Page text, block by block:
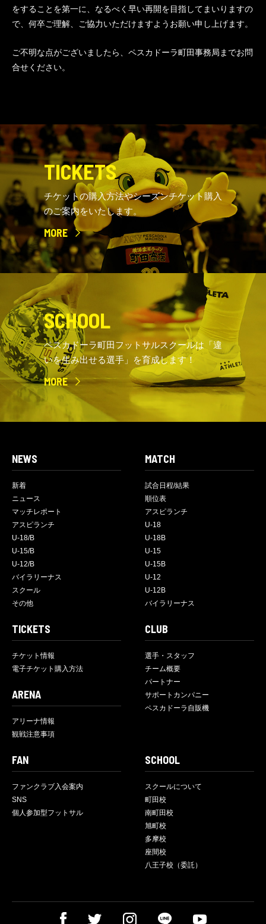
をすることを第一に、なるべく早い再開を目指してまいりますの
で、何卒ご理解、ご協力いただけますようお願い申し上げます。
ご不明な点がございましたら、ペスカドーラ町田事務局までお問
合せください。
TICKETS
チケットの購入方法やシーズンチケット購入
のご案内をいたします。
MORE
SCHOOL
ペスカドーラ町田フットサルスクールは「違
いを生み出せる選手」を育成します！
MORE
NEWS
新着
ニュース
マッチレポート
アスピランチ
U-18/B
U-15/B
U-12/B
バイラリーナス
スクール
その他
MATCH
試合日程/結果
順位表
アスピランチ
U-18
U-18B
U-15
U-15B
U-12
U-12B
バイラリーナス
TICKETS
チケット情報
電子チケット購入方法
ARENA
アリーナ情報
観戦注意事項
CLUB
選手・スタッフ
チーム概要
パートナー
サポートカンパニー
ペスカドーラ自販機
FAN
ファンクラブ入会案内
SNS
個人参加型フットサル
SCHOOL
スクールについて
町田校
南町田校
旭町校
多摩校
座間校
八王子校（委託）